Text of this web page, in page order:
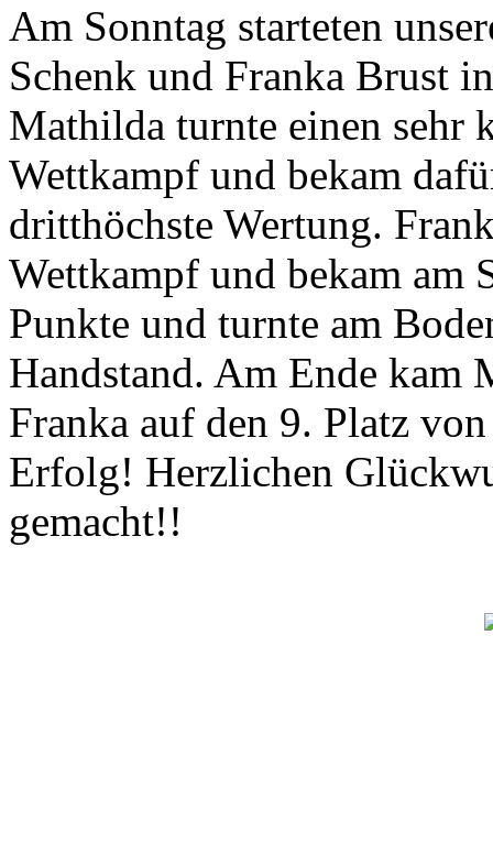
Am Sonntag starteten
Schenk und Franka Brust
Mathilda turnte einen sehr
Wettkampf und bekam
dritthöchste Wertung.
Wettkampf und bekam am
Punkte und turnte am
Handstand. Am Ende kam
Franka auf den 9. Platz
Erfolg! Herzlichen
gemacht!!